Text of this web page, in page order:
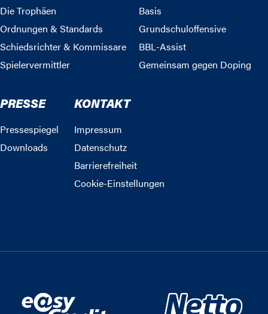
Die Trophäen
Ordnungen & Standards
Schiedsrichter & Kommissare
Spielervermittler
Basis
Grundschuloffensive
BBL-Assist
Gemeinsam gegen Doping
PRESSE
Pressespiegel
Downloads
KONTAKT
Impressum
Datenschutz
Barrierefreiheit
Cookie-Einstellungen